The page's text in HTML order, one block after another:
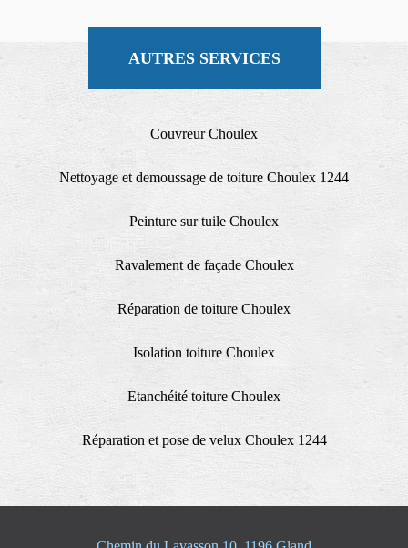
AUTRES SERVICES
Couvreur Choulex
Nettoyage et demoussage de toiture Choulex 1244
Peinture sur tuile Choulex
Ravalement de façade Choulex
Réparation de toiture Choulex
Isolation toiture Choulex
Etanchéité toiture Choulex
Réparation et pose de velux Choulex 1244